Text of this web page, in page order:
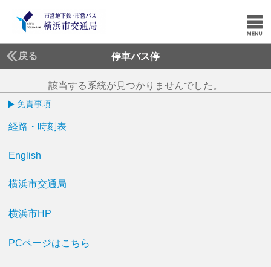
戻る 停車バス停
該当する系統が見つかりませんでした。
免責事項
経路・時刻表
English
横浜市交通局
横浜市HP
PCページはこちら